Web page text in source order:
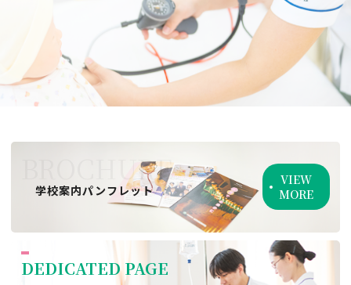
BROCHURE
学校案内パンフレット
VIEW
MORE
DEDICATED PAGE